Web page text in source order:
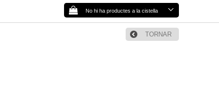
No hi ha productes a la cistella
TORNAR